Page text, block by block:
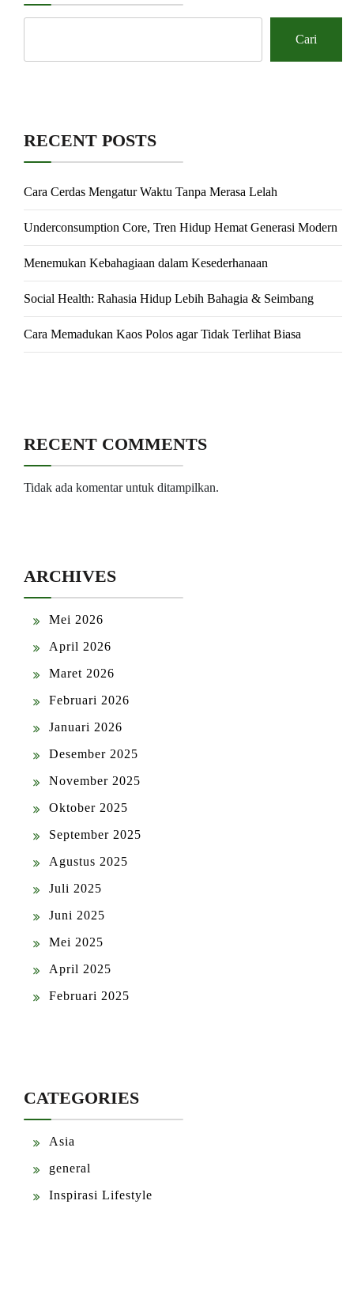
Cari
RECENT POSTS
Cara Cerdas Mengatur Waktu Tanpa Merasa Lelah
Underconsumption Core, Tren Hidup Hemat Generasi Modern
Menemukan Kebahagiaan dalam Kesederhanaan
Social Health: Rahasia Hidup Lebih Bahagia & Seimbang
Cara Memadukan Kaos Polos agar Tidak Terlihat Biasa
RECENT COMMENTS
Tidak ada komentar untuk ditampilkan.
ARCHIVES
Mei 2026
April 2026
Maret 2026
Februari 2026
Januari 2026
Desember 2025
November 2025
Oktober 2025
September 2025
Agustus 2025
Juli 2025
Juni 2025
Mei 2025
April 2025
Februari 2025
CATEGORIES
Asia
general
Inspirasi Lifestyle